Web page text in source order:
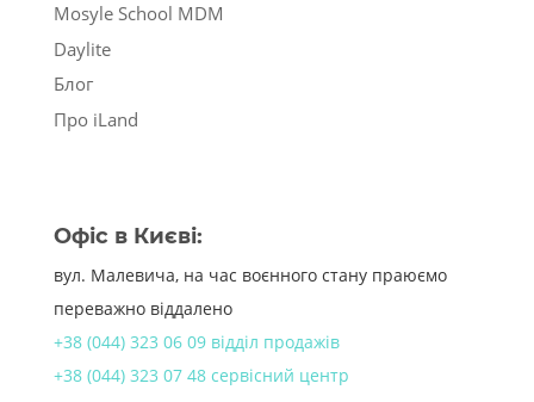
Mosyle School MDM
Daylite
Блог
Про iLand
Офіс в Києві:
вул. Малевича, на час воєнного стану праюємо
переважно віддалено
+38 (044) 323 06 09 відділ продажів
+38 (044) 323 07 48 сервісний центр